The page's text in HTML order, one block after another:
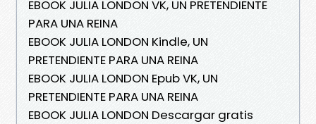
EBOOK JULIA LONDON VK, UN PRETENDIENTE
PARA UNA REINA
EBOOK JULIA LONDON Kindle, UN
PRETENDIENTE PARA UNA REINA
EBOOK JULIA LONDON Epub VK, UN
PRETENDIENTE PARA UNA REINA
EBOOK JULIA LONDON Descargar gratis